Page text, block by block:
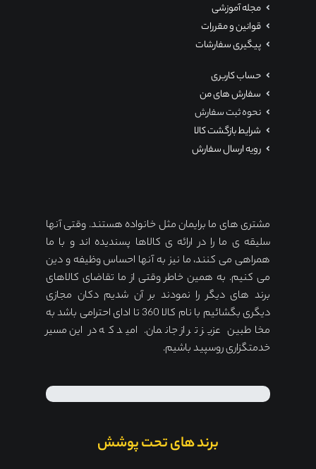
مجله آموزشی
قوانین و مقررات
پیگیری سفارشات
حساب کاربری
سفارش های من
نحوه ثبت سفارش
شرایط بازگشت کالا
رویه ارسال سفارش
مشتری های ما برایمان مثل خانواده هستند. وقتی آنها
سلیقه ی ما را در ارائه ی کالاها پسندیده اند و با ما
همراهی می کنند، ما نیز به آنها احساس وظیفه و دین
می کنیم. به همین خاطر وقتی از ما تقاضای کالاهای
برند های دیگر را نمودند بر آن شدیم دکان مجازی
دیگری بگشائیم با نام کالا 360 تا ادای احترامی باشد به
مخاطبین عزیز تر از جانمان. امید که در این مسیر
خدمتگزاری روسپید باشیم.
برند های تحت پوشش